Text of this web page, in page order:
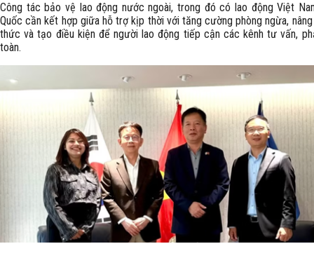
Công tác bảo vệ lao động nước ngoài, trong đó có lao động Việt
Quốc cần kết hợp giữa hỗ trợ kịp thời với tăng cường phòng ngừa,
thức và tạo điều kiện để người lao động tiếp cận các kênh tư vấn,
toàn.